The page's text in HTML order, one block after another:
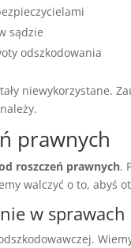
sądzie
odszkodowania
niewykorzystane.
prawnych
roszczeń prawnych.
walczyć o to, abyś
w sprawach